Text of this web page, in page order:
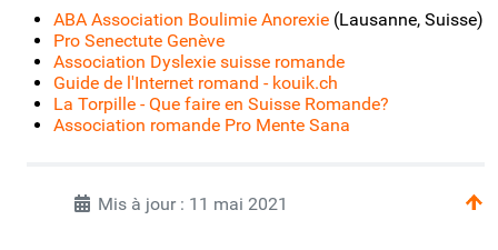
ABA Association Boulimie Anorexie (Lausanne, Suisse)
Pro Senectute Genève
Association Dyslexie suisse romande
Guide de l'Internet romand - kouik.ch
La Torpille - Que faire en Suisse Romande?
Association romande Pro Mente Sana
Mis à jour : 11 mai 2021